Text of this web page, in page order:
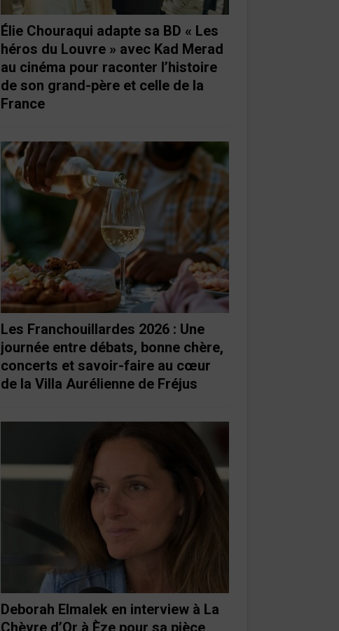
Élie Chouraqui adapte sa BD « Les
héros du Louvre » avec Kad Merad
au cinéma pour raconter l’histoire
de son grand-père et celle de la
France
Les Franchouillardes 2026 : Une
journée entre débats, bonne chère,
concerts et savoir-faire au cœur
de la Villa Aurélienne de Fréjus
Deborah Elmalek en interview à La